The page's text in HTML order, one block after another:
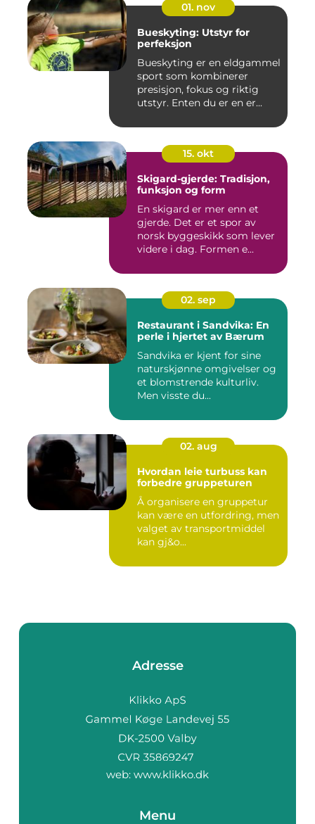
01. nov
Bueskyting: Utstyr for
perfeksjon
Bueskyting er en eldgammel
sport som kombinerer
presisjon, fokus og riktig
utstyr. Enten du er en er...
15. okt
Skigard-gjerde: Tradisjon,
funksjon og form
En skigard er mer enn et
gjerde. Det er et spor av
norsk byggeskikk som lever
videre i dag. Formen e...
02. sep
Restaurant i Sandvika: En
perle i hjertet av Bærum
Sandvika er kjent for sine
naturskjønne omgivelser og
et blomstrende kulturliv.
Men visste du...
02. aug
Hvordan leie turbuss kan
forbedre gruppeturen
Å organisere en gruppetur
kan være en utfordring, men
valget av transportmiddel
kan gj&o...
Adresse
web: www.klikko.dk
Menu